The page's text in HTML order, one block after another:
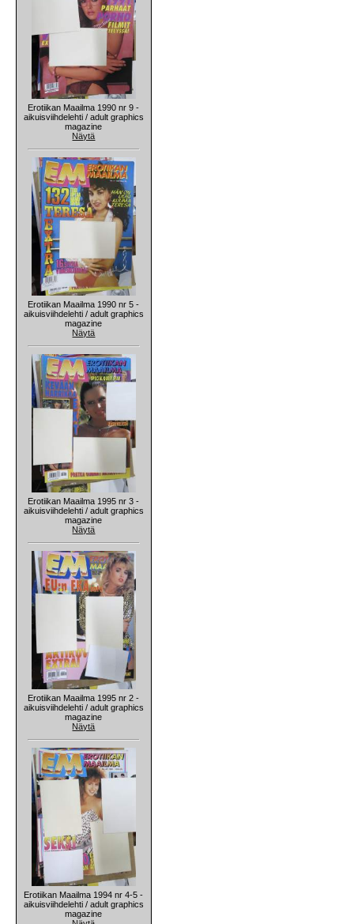
Erotiikan Maailma 1990 nr 9 -
aikuisviihdelehti / adult graphics
magazine
Näytä
Erotiikan Maailma 1990 nr 5 -
aikuisviihdelehti / adult graphics
magazine
Näytä
Erotiikan Maailma 1995 nr 3 -
aikuisviihdelehti / adult graphics
magazine
Näytä
Erotiikan Maailma 1995 nr 2 -
aikuisviihdelehti / adult graphics
magazine
Näytä
Erotiikan Maailma 1994 nr 4-5 -
aikuisviihdelehti / adult graphics
magazine